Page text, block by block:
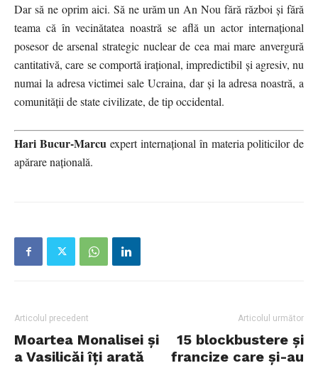
Dar să ne oprim aici. Să ne urăm un An Nou fără război și fără
teama că în vecinătatea noastră se află un actor internațional
posesor de arsenal strategic nuclear de cea mai mare anvergură
cantitativă, care se comportă irațional, impredictibil și agresiv, nu
numai la adresa victimei sale Ucraina, dar și la adresa noastră, a
comunității de state civilizate, de tip occidental.
Hari Bucur-Marcu expert internațional în materia politicilor de
apărare națională.
Articolul precedent
Moartea Monalisei și
a Vasilicăi îți arată
Articolul următor
15 blockbustere și
francize care și-au